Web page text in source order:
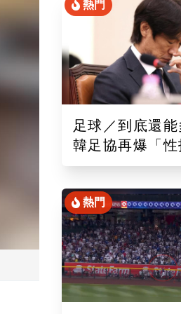
熱門
足球／到底還
韓足協再爆「
裁判！外媒痛
熱門